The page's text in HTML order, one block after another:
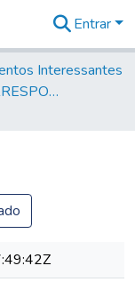
Entrar
Interessantes
Volume 14 - CORRESPONDENCIAS DIVERSAS